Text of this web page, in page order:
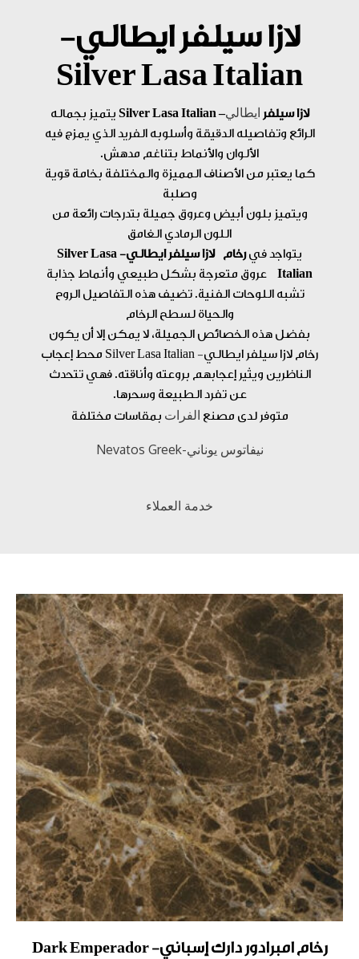
لازا سيلفر ايطالي-
Silver Lasa Italian
لازا سيلفر ايطالي– Silver Lasa Italian
يتميز بجماله
الرائع وتفاصيله الدقيقة وأسلوبه الفريد الذي يمزج فيه
الألوان والأنماط بتناغم مدهش.
كما يعتبر من الأصناف المميزة والمختلفة بخامة قوية
وصلبة
ويتميز بلون أبيض وعروق جميلة بتدرجات رائعة من
اللون الرمادي الغامق
يتواجد في
رخام لازا سيلفر ايطالي- Silver Lasa
Italian
عروق متعرجة بشكل طبيعي وأنماط جذابة
تشبه اللوحات الفنية. تضيف هذه التفاصيل الروح
والحياة لسطح الرخام
بفضل هذه الخصائص الجميلة، لا يمكن إلا أن يكون
رخام لازا سيلفر ايطالي- Silver Lasa Italian محط إعجاب
الناظرين ويثير إعجابهم بروعته وأناقته. فهي تتحدث
عن تفرد الطبيعة وسحرها.
متوفر لدى مصنع الفرات بمقاسات مختلفة
نيفاتوس يوناني-Nevatos Greek
خدمة العملاء
رخام امبرادور دارك إسباني- Dark Emperador